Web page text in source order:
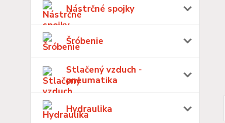
Nástrčné spojky
Šróbenie
Stlačený vzduch -
pneumatika
Hydraulika